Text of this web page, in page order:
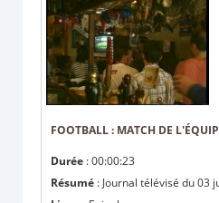
FOOTBALL : MATCH DE
Durée : 00:00:23
Résumé : Journal télévisé du 03